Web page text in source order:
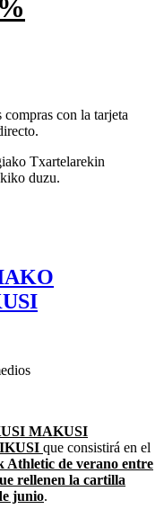
con la tarjeta
Txartelarekin
duzu.
MAKUSI
que consistirá en el
Athletic de verano entre
rellenen la cartilla
junio.